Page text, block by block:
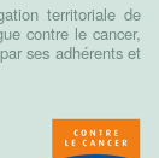
territoriale de
contre le cancer,
ses adhérents et